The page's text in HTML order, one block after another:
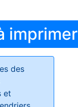
imprimer
des
et